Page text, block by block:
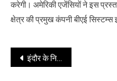
करेगी। अमेरिकी एजेंसियों ने इस
क्षेत्र की प्रमुख कंपनी बीएई सिस्टम्स
Post
इंदौर के निजी स्कूल में भोजन के बाद 110 बच्चों की तबीयत बिगड़ी, जांच शुरू